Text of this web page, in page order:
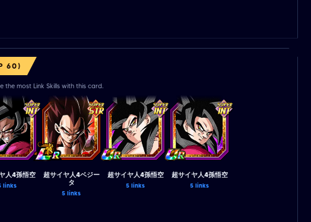
60)
most Link Skills with this card.
人4孫悟空
links
超サイヤ人4ベジー
タ
5 links
超サイヤ人4孫悟空
5 links
超サイヤ人4孫悟空
5 links